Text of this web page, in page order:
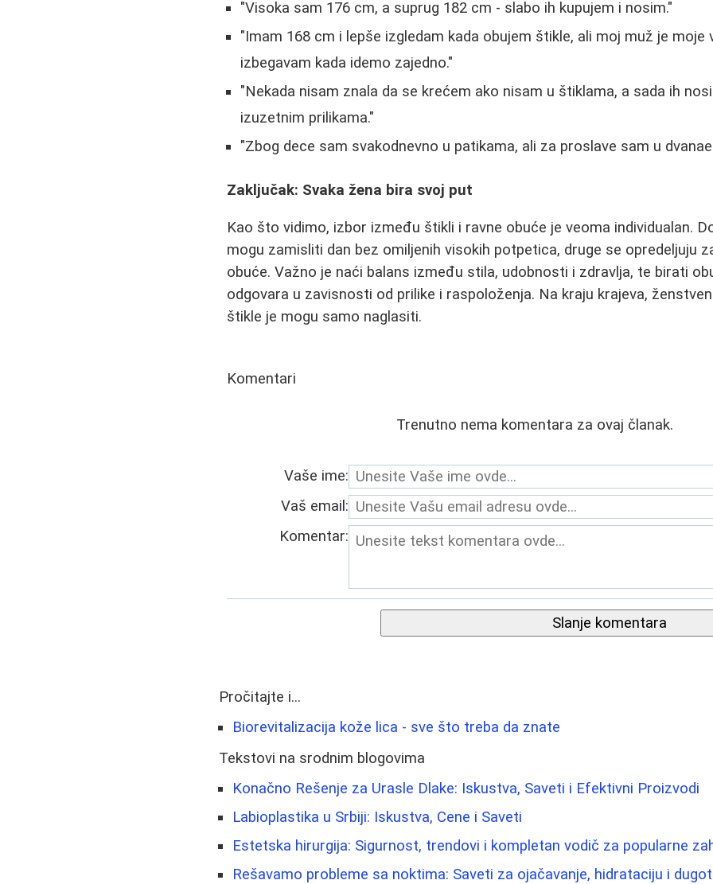
"Visoka sam 176 cm, a suprug 182 cm - slabo ih kupujem i nosim."
"Imam 168 cm i lepše izgledam kada obujem štikle, ali moj muž je moje
izbegavam kada idemo zajedno."
"Nekada nisam znala da se krećem ako nisam u štiklama, a sada ih
izuzetnim prilikama."
"Zbog dece sam svakodnevno u patikama, ali za proslave sam u
Zaključak: Svaka žena bira svoj put
Kao što vidimo, izbor između štikli i ravne obuće je veoma individualan.
mogu zamisliti dan bez omiljenih visokih potpetica, druge se opredeljuju
obuće. Važno je naći balans između stila, udobnosti i zdravlja, te birati
odgovara u zavisnosti od prilike i raspoloženja. Na kraju krajeva,
štikle je mogu samo naglasiti.
Komentari
Trenutno nema komentara za ovaj članak.
Vaše ime:
Vaš email:
Komentar:
Slanje komentara
Pročitajte i...
Biorevitalizacija kože lica - sve što treba da znate
Tekstovi na srodnim blogovima
Konačno Rešenje za Urasle Dlake: Iskustva, Saveti i Efektivni Proizvodi
Labioplastika u Srbiji: Iskustva, Cene i Saveti
Estetska hirurgija: Sigurnost, trendovi i kompletan vodič za popularne
Rešavamo probleme sa noktima: Saveti za ojačavanje, hidrataciju i